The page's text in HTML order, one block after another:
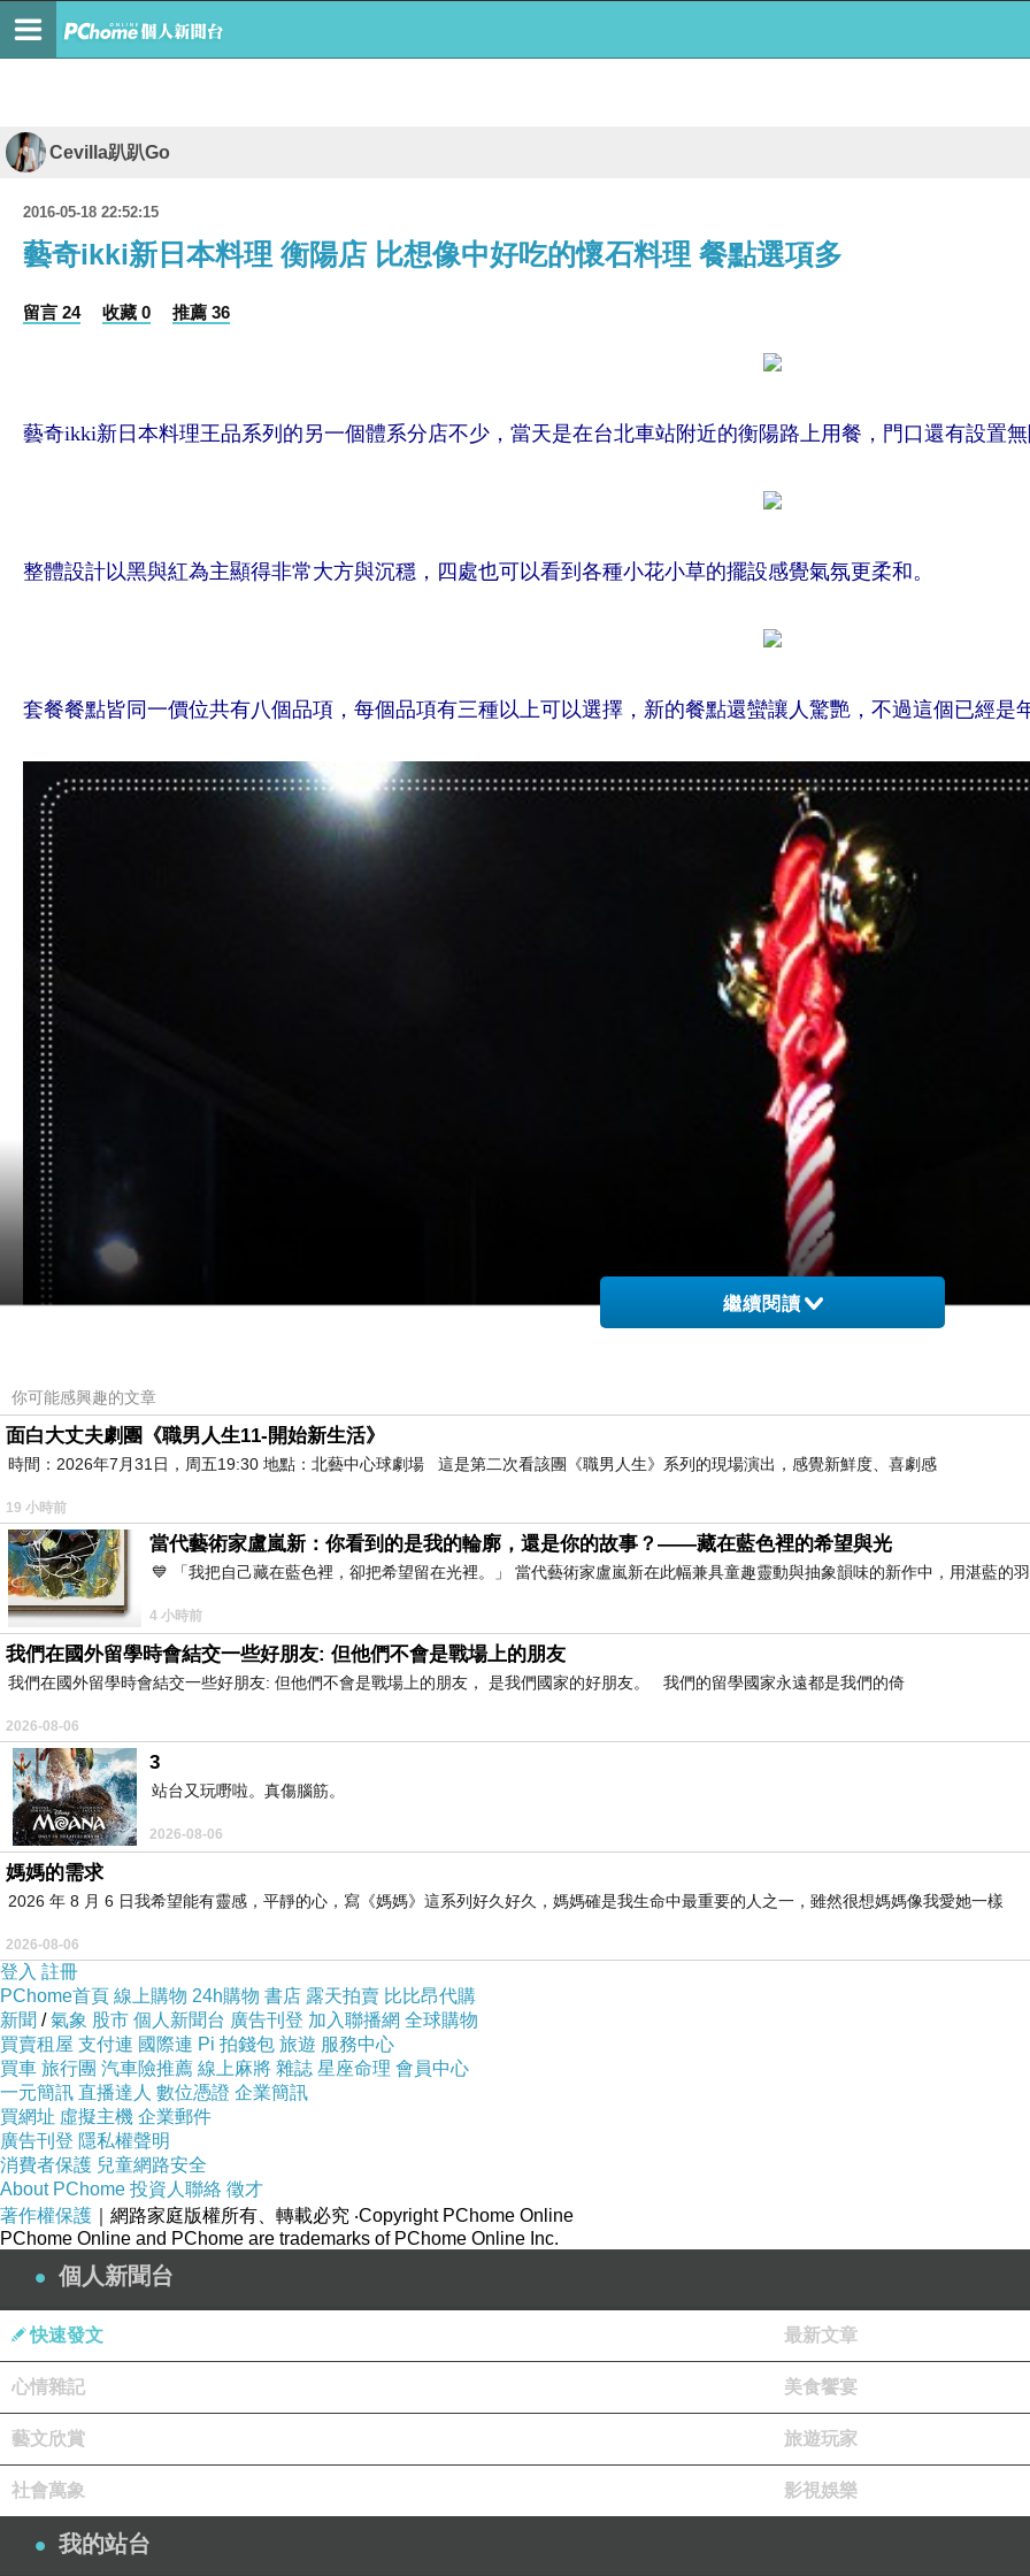
Cevilla趴趴Go
2016-05-18 22:52:15
藝奇ikki新日本料理 衡陽店 比想像中好吃的懷石料理 餐點選項多
留言 24 收藏 0 推薦 36
藝奇ikki新日本料理王品系列的另一個體系分店不少，當天是在台北車站附近的衡陽路上用餐，門口還有設置無
整體設計以黑與紅為主顯得非常大方與沉穩，四處也可以看到各種小花小草的擺設感覺氣氛更柔和。
套餐餐點皆同一價位共有八個品項，每個品項有三種以上可以選擇，新的餐點還蠻讓人驚艷，不過這個已經是
繼續閱讀
你可能感興趣的文章
面白大丈夫劇團《職男人生11-開始新生活》
時間：2026年7月31日，周五19:30 地點：北藝中心球劇場 這是第二次看該團《職男人生》系列的現場演出，感覺新鮮度、喜劇感
19 小時前
當代藝術家盧嵐新：你看到的是我的輪廓，還是你的故事？——藏在藍色裡的希望與光
💙 「我把自己藏在藍色裡，卻把希望留在光裡。」 當代藝術家盧嵐新在此幅兼具童趣靈動與抽象韻味的新作中，用湛藍的
4 小時前
我們在國外留學時會結交一些好朋友: 但他們不會是戰場上的朋友
我們在國外留學時會結交一些好朋友: 但他們不會是戰場上的朋友， 是我們國家的好朋友。 我們的留學國家永遠都是我們的倚
2026-08-06
3
站台又玩嘢啦。真傷腦筋。
2026-08-06
媽媽的需求
2026 年 8 月 6 日我希望能有靈感，平靜的心，寫《媽媽》這系列好久好久，媽媽確是我生命中最重要的人之一，雖然很想媽媽像我愛她一樣
2026-08-06
登入 註冊
PChome首頁 線上購物 24h購物 書店 露天拍賣 比比昂代購
新聞 /氣象 股市 個人新聞台 廣告刊登 加入聯播網 全球購物
買賣租屋 支付連 國際連 Pi 拍錢包 旅遊 服務中心
買車 旅行團 汽車險推薦 線上麻將 雜誌 星座命理 會員中心
一元簡訊 直播達人 數位憑證 企業簡訊
買網址 虛擬主機 企業郵件
廣告刊登 隱私權聲明
消費者保護 兒童網路安全
About PChome 投資人聯絡 徵才
著作權保護 ｜網路家庭版權所有、轉載必究 ‧Copyright PChome Online
PChome Online and PChome are trademarks of PChome Online Inc.
個人新聞台
快速發文 最新文章
心情雜記 美食饗宴
藝文欣賞 旅遊玩家
社會萬象 影視娛樂
我的站台